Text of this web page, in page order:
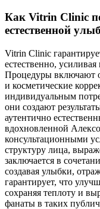
Как Vitrin Clinic
естественной
Vitrin Clinic
естественно,
Процедуры включают
и косметические
индивидуальным
они создают
аутентично
вдохновленной
консультационными
структуру лица,
заключается в
создавая улыбки,
гарантирует, что
сохраняя теплоту и
фанаты в таких